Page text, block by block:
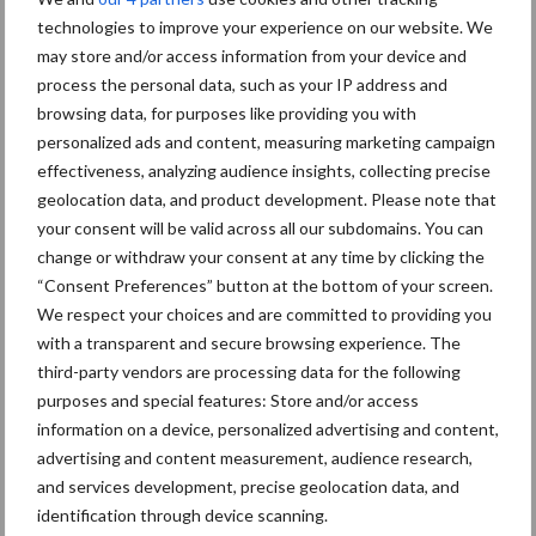
technologies to improve your experience on our website. We
may store and/or access information from your device and
process the personal data, such as your IP address and
browsing data, for purposes like providing you with
personalized ads and content, measuring marketing campaign
effectiveness, analyzing audience insights, collecting precise
geolocation data, and product development. Please note that
your consent will be valid across all our subdomains. You can
change or withdraw your consent at any time by clicking the
“Consent Preferences” button at the bottom of your screen.
We respect your choices and are committed to providing you
with a transparent and secure browsing experience. The
third-party vendors are processing data for the following
purposes and special features: Store and/or access
information on a device, personalized advertising and content,
advertising and content measurement, audience research,
and services development, precise geolocation data, and
identification through device scanning.
Caterpillar breidt gamma elektrische bulldozers uit
Komatsu HM460-6 knikdumper legt lat opnieuw hoger
Nieuwe compacte gedragen pootcombinatie van AVR
Recente reacties
Paul JacobsopFendt kondigt nieuwe trekker aan deze
herfst
Bart Persoon opFendt kondigt nieuwe trekker aan deze
herfst
Edward Bakker opMijn trekker: Case IH Magnum 7250
PRO van Donaat Croes
op
Loonwerker in beeld: Landbouwwerken